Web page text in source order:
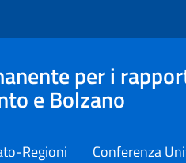
per i
e Bolzano
Regioni Conferenza